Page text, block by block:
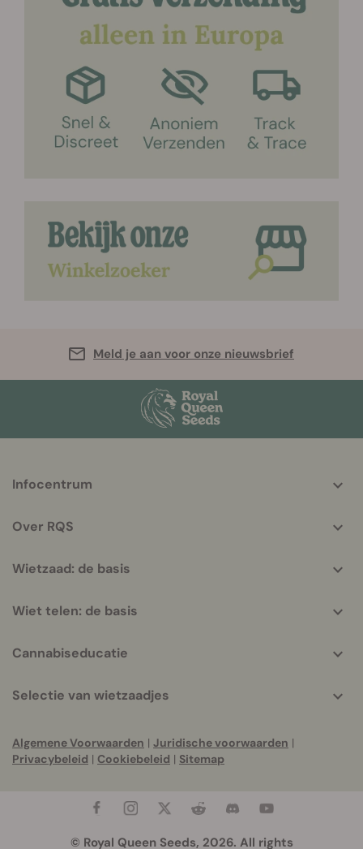
Meld je aan voor onze nieuwsbrief
helpful
Infocentrum
Over RQS
Wietzaad: de basis
Wiet telen: de basis
Cannabiseducatie
Selectie van wietzaadjes
Algemene Voorwaarden | Juridische voorwaarden |
Privacybeleid | Cookiebeleid | Sitemap
© Royal Queen Seeds, 2026. All rights